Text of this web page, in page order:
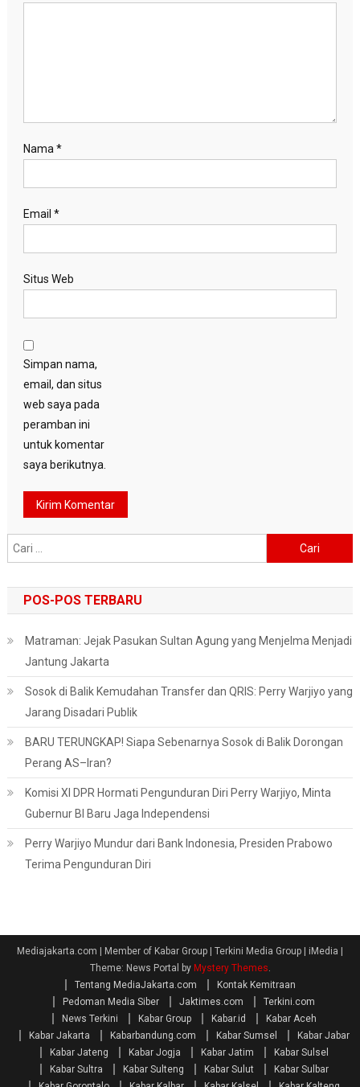
Nama *
Email *
Situs Web
Simpan nama,
email, dan situs
web saya pada
peramban ini
untuk komentar
saya berikutnya.
untuk:
POS-POS TERBARU
Matraman: Jejak Pasukan Sultan Agung yang Menjelma Menjadi
Jantung Jakarta
Sosok di Balik Kemudahan Transfer dan QRIS: Perry Warjiyo yang
Jarang Disadari Publik
BARU TERUNGKAP! Siapa Sebenarnya Sosok di Balik Dorongan
Perang AS–Iran?
Komisi XI DPR Hormati Pengunduran Diri Perry Warjiyo, Minta
Gubernur BI Baru Jaga Independensi
Perry Warjiyo Mundur dari Bank Indonesia, Presiden Prabowo
Terima Pengunduran Diri
Mediajakarta.com | Member of Kabar Group | Terkini Media Group | iMedia
Theme: News Portal by Mystery Themes.
Tentang MediaJakarta.com
Kontak Kemitraan
Pedoman Media Siber
Jaktimes.com
Terkini.com
News Terkini
Kabar Group Kabar.id
Kabar Aceh
Kabar Jakarta
Kabarbandung.com Kabar Sumsel
Kabar Jabar
Kabar Jateng
Kabar Jogja Kabar Jatim
Kabar Sulsel
Kabar Sultra
Kabar Sulteng Kabar Sulut
Kabar Sulbar